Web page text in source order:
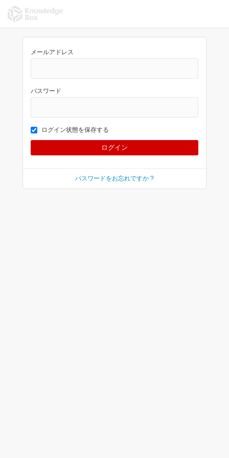
メールアドレス
パスワード
ログイン状態を保存する
パスワードをお忘れですか ?